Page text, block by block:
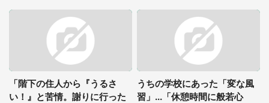
「階下の住人から『うるさ
い！』と苦情。謝りに行った
うちの学校にあった「変な風
習」...「休憩時間に般若心